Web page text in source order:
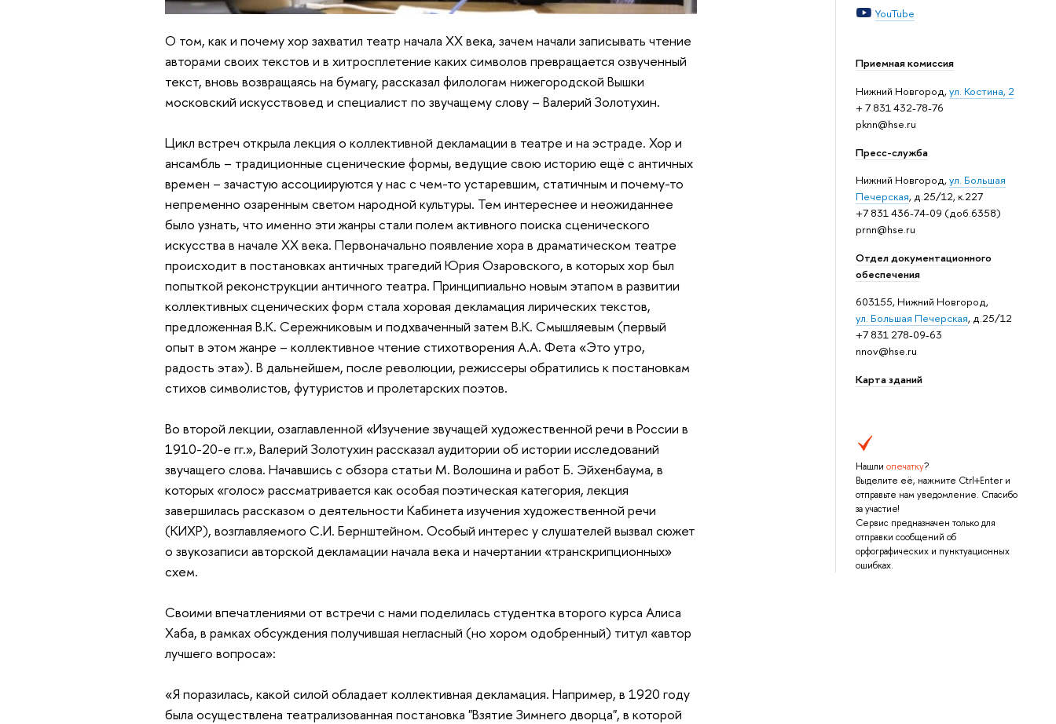
YouTube
Приемная комиссия
Нижний Новгород,ул. Костина, 2
+ 7 831 432-78-76
pknn@hse.ru
Пресс-служба
Нижний Новгород,ул. Большая
Печерская, д.25/12, к.227
+7 831 436-74-09 (доб.6358)
prnn@hse.ru
Отдел документационного
обеспечения
603155, Нижний Новгород,
ул. Большая Печерская, д.25/12
+7 831 278-09-63
nnov@hse.ru
Карта зданий
Нашли опечатку?
Выделите её, нажмите Ctrl+Enter и
отправьте нам уведомление. Спасибо
за участие!
Сервис предназначен только для
отправки сообщений об
орфографических и пунктуационных
ошибках.
О том, как и почему хор захватил театр начала XX века, зачем начали записывать чтение
авторами своих текстов и в хитросплетение каких символов превращается озвученный
текст, вновь возвращаясь на бумагу, рассказал филологам нижегородской Вышки
московский искусствовед и специалист по звучащему слову – Валерий Золотухин.
Цикл встреч открыла лекция о коллективной декламации в театре и на эстраде. Хор и
ансамбль – традиционные сценические формы, ведущие свою историю ещё с античных
времен – зачастую ассоциируются у нас с чем-то устаревшим, статичным и почему-то
непременно озаренным светом народной культуры. Тем интереснее и неожиданнее
было узнать, что именно эти жанры стали полем активного поиска сценического
искусства в начале XX века. Первоначально появление хора в драматическом театре
происходит в постановках античных трагедий Юрия Озаровского, в которых хор был
попыткой реконструкции античного театра. Принципиально новым этапом в развитии
коллективных сценических форм стала хоровая декламация лирических текстов,
предложенная В.К. Сережниковым и подхваченный затем В.К. Смышляевым (первый
опыт в этом жанре – коллективное чтение стихотворения А.А. Фета «Это утро,
радость эта»). В дальнейшем, после революции, режиссеры обратились к постановкам
стихов символистов, футуристов и пролетарских поэтов.
Во второй лекции, озаглавленной «Изучение звучащей художественной речи в России в
1910-20-е гг.», Валерий Золотухин рассказал аудитории об истории исследований
звучащего слова. Начавшись с обзора статьи М. Волошина и работ Б. Эйхенбаума, в
которых «голос» рассматривается как особая поэтическая категория, лекция
завершилась рассказом о деятельности Кабинета изучения художественной речи
(КИХР), возглавляемого С.И. Бернштейном. Особый интерес у слушателей вызвал сюжет
о звукозаписи авторской декламации начала века и начертании «транскрипционных»
схем.
Своими впечатлениями от встречи с нами поделилась студентка второго курса Алиса
Хаба, в рамках обсуждения получившая негласный (но хором одобренный) титул «автор
лучшего вопроса»:
«Я поразилась, какой силой обладает коллективная декламация. Например, в 1920 году
была осуществлена театрализованная постановка "Взятие Зимнего дворца", в которой